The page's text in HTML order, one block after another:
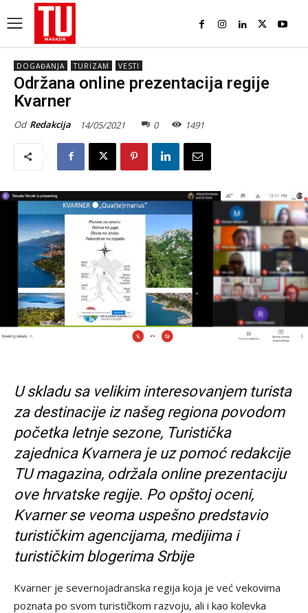
DOGAĐANJA TURIZAM VESTI
Održana online prezentacija regije
Kvarner
Od Redakcija 14/05/2021 0 1491
U skladu sa velikim interesovanjem turista
za destinacije iz našeg regiona povodom
početka letnje sezone, Turistička
zajednica Kvarnera je uz pomoć redakcije
TU magazina, održala online prezentaciju
ove hrvatske regije. Po opštoj oceni,
Kvarner se veoma uspešno predstavio
turističkim agencijama, medijima i
turističkim blogerima Srbije
Kvarner je severnojadranska regija koja je već vekovima
poznata po svom turističkom razvoju, ali i kao kolevka